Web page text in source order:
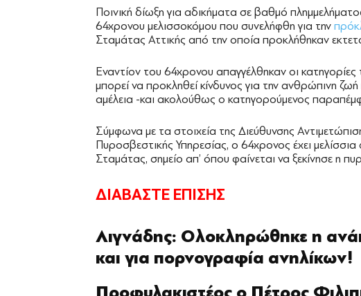
Ποινική δίωξη για αδικήματα σε βαθμό
64χρονου μελισσοκόμου που συνελήφθη για την
Σταμάτας Αττικής από την οποία προκλήθηκαν
Εναντίον του 64χρονου απαγγέλθηκαν οι
μπορεί να προκληθεί κίνδυνος για την ανθρώπινη
αμέλεια -και ακολούθως ο κατηγορούμενος
Σύμφωνα με τα στοιχεία της Διεύθυνσης
Πυροσβεστικής Υπηρεσίας, ο 64χρονος έχει
Σταμάτας, σημείο απ’ όπου φαίνεται να ξεκίνησε η
ΔΙΑΒΑΣΤΕ ΕΠΙΣΗΣ
Λιγνάδης: Ολοκληρώθηκε η
και για πορνογραφία ανηλίκων!